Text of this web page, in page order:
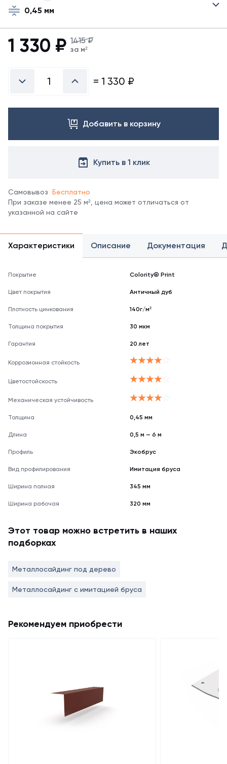
Для
заказа
других
обратитесьменеджеру.
0,45 мм
1 330 ₽ 1415 ₽
за м²
= 1 330 ₽
Добавить в корзину
Купить в 1 клик
Самовывоз Бесплатно
При заказе менее 25 м², цена может отличаться от
указанной на сайте
Характеристики Описание Документация
Покрытие Colority® Print
Цвет покрытия Античный дуб
Плотность цинкования 140г/м²
Толщина покрытия 30 мкм
Гарантия 20 лет
Коррозионная стойкость
Цветостойскость
Механическая устойчивость
Толщина 0,45 мм
Длина 0,5 м — 6 м
Профиль Экобрус
Вид профилирования Имитация бруса
Ширина полная 345 мм
Ширина рабочая 320 мм
Этот товар можно встретить в наших
подборках
Металлосайдинг под дерево
Металлосайдинг с имитацией бруса
Рекомендуем приобрести